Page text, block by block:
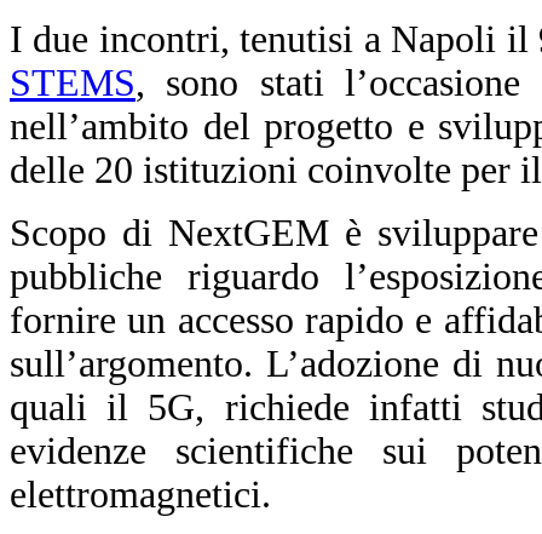
I due incontri, tenutisi a Napoli il
STEMS, sono stati
nell’ambito del progetto e
delle 20 istituzioni coinvolte per
Scopo di NextGEM è
pubbliche riguardo
fornire un accesso rapido e
sull’argomento. L’adozione di
quali il 5G, richiede infatti
evidenze scientifiche sui
elettromagnetici.